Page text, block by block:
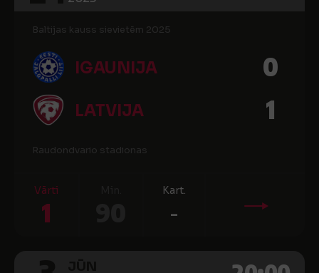
Baltijas kauss sievietēm 2025
IGAUNIJA 0
LATVIJA 1
Raudondvario stadionas
Vārti
1
Kart.
-